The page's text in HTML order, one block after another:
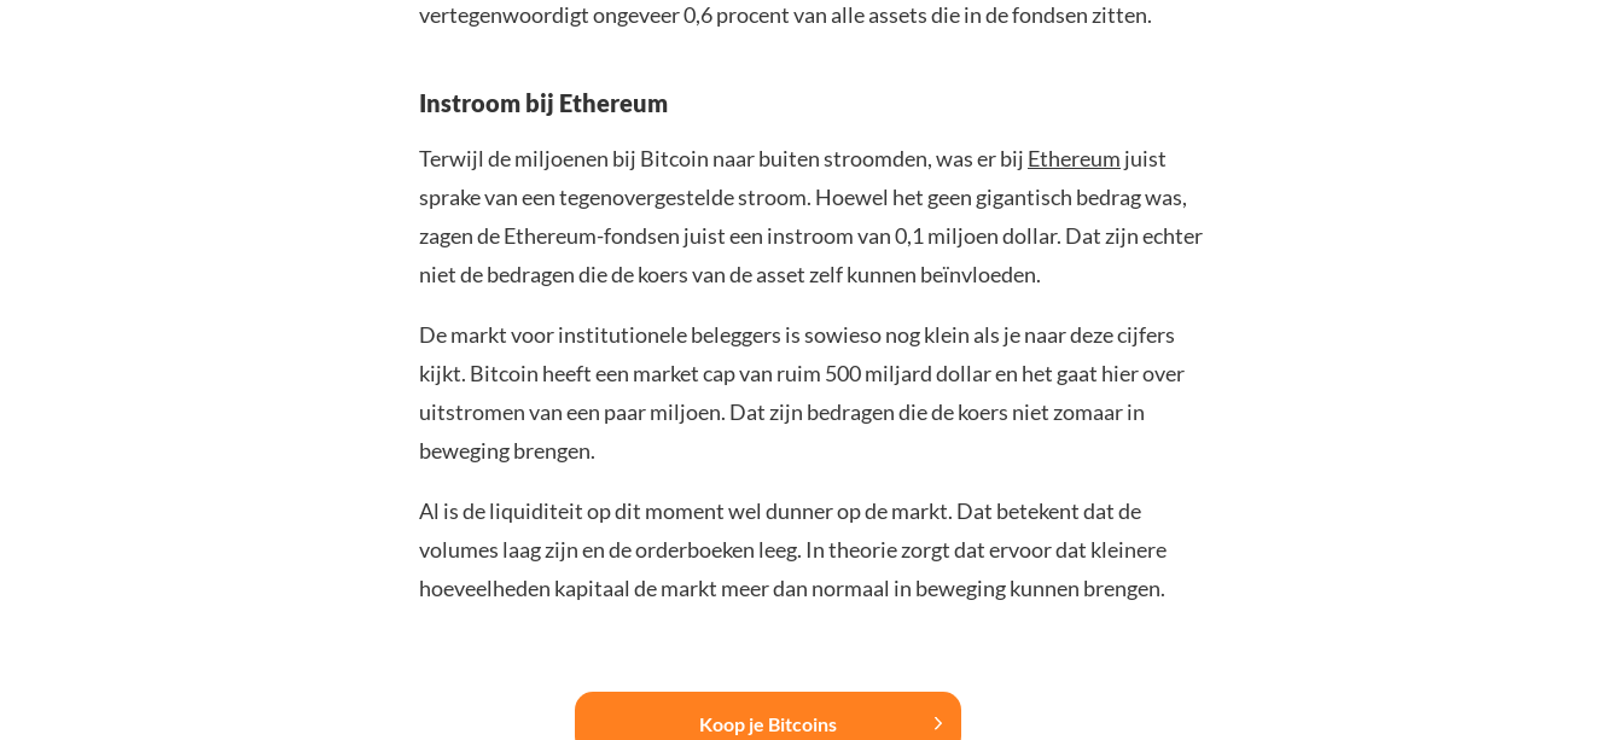
vertegenwoordigt ongeveer 0,6 procent van alle assets die in de fondsen zitten.
Instroom bij Ethereum
Terwijl de miljoenen bij Bitcoin naar buiten stroomden, was er bij Ethereum juist
sprake van een tegenovergestelde stroom. Hoewel het geen gigantisch bedrag was,
zagen de Ethereum-fondsen juist een instroom van 0,1 miljoen dollar. Dat zijn echter
niet de bedragen die de koers van de asset zelf kunnen beïnvloeden.
De markt voor institutionele beleggers is sowieso nog klein als je naar deze cijfers
kijkt. Bitcoin heeft een market cap van ruim 500 miljard dollar en het gaat hier over
uitstromen van een paar miljoen. Dat zijn bedragen die de koers niet zomaar in
beweging brengen.
Al is de liquiditeit op dit moment wel dunner op de markt. Dat betekent dat de
volumes laag zijn en de orderboeken leeg. In theorie zorgt dat ervoor dat kleinere
hoeveelheden kapitaal de markt meer dan normaal in beweging kunnen brengen.
Koop je Bitcoins